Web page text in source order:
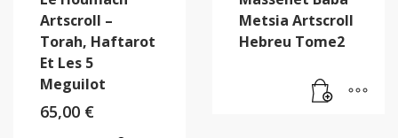
Artscroll –
Torah, Haftarot
Et Les 5
Meguilot
65,00 €
Metsia Artscroll
Hebreu Tome2